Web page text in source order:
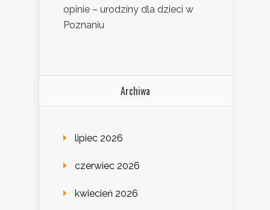
opinie – urodziny dla dzieci w
Poznaniu
Archiwa
lipiec 2026
czerwiec 2026
kwiecień 2026